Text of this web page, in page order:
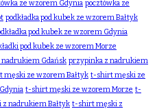
ze wzorem Gdynia pocztówka ze
podkładka pod kubek ze wzorem Bałtyk
pod kubek ze wzorem Gdynia
pod kubek ze wzorem Morze
Gdańsk przypinka z nadrukiem
męski ze wzorem Bałtyk t-shirt męski ze
t-shirt męski ze wzorem Morze t-
nadrukiem Bałtyk t-shirt męski z